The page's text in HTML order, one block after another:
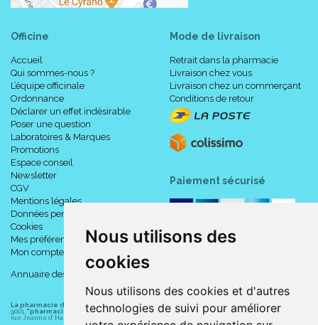
Nous utilisons des
cookies
Nous utilisons des cookies et d'autres
technologies de suivi pour améliorer
Ne pas utiliser directement sur plaie ouverte.
Composition :
Tissu classique.
77% polyamide
23% élasthanne
185g /m2
Limite l’irritation
Non sensibilisant
Fin et aéré => laisse évacuer la transpiration, plus facile de le
sécher après la douche (ex. panty).
Facile
Officine
Accueil
Qui sommes-nous ?
L’équipe officinale
Ordonnance
Déclarer un effet indésirable
Poser une question
Laboratoires & Marques
Promotions
Espace conseil
Newsletter
CGV
Mentions légales
Données personnelles
Cookies
Mes préférences Cookies
Mon compte
Annuaire des pharmacies
Mode de livraison
Retrait dans la pharmacie
Livraison chez vous
Livraison chez un commerçant
Conditions de retour
Paiement sécurisé
La pharmacie du centre à Albert (80300) est une pharmacie française certifiée ISO
9001. "pharmacie-du-centre-albert.fr "est le site internet de la pharmacie du centre
rue Jeanne d' Harcourt, 80300 Albert.